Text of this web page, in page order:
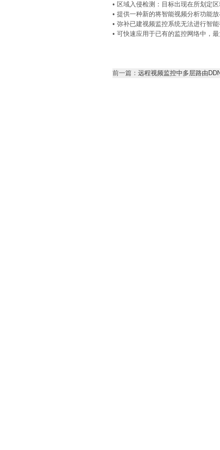
• 区域入侵检测：目标出现在所划定
• 提供一种新的将智能视频分析功能
• 弥补已建视频监控系统无法进行智
• 可快速应用于已有的监控网络中，
前一篇： 远程视频监控中多层路由